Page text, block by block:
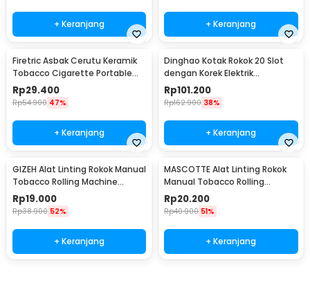
+ Keranjang + Keranjang
Firetric Asbak Cerutu Keramik
Tobacco Cigarette Portable
Ashtray - JL10
Rp29.400
Rp54.900 47%
+ Keranjang
Dinghao Kotak Rokok 20 Slot
dengan Korek Elektrik
Pyrotechnic - DH-9010
Rp101.200
Rp162.900 38%
+ Keranjang
GIZEH Alat Linting Rokok Manual
Tobacco Rolling Machine
8x70mm - HP-7
Rp19.000
Rp38.900 52%
+ Keranjang
MASCOTTE Alat Linting Rokok
Manual Tobacco Rolling
Machine 7x70mm - HP-8
Rp20.200
Rp40.900 51%
+ Keranjang